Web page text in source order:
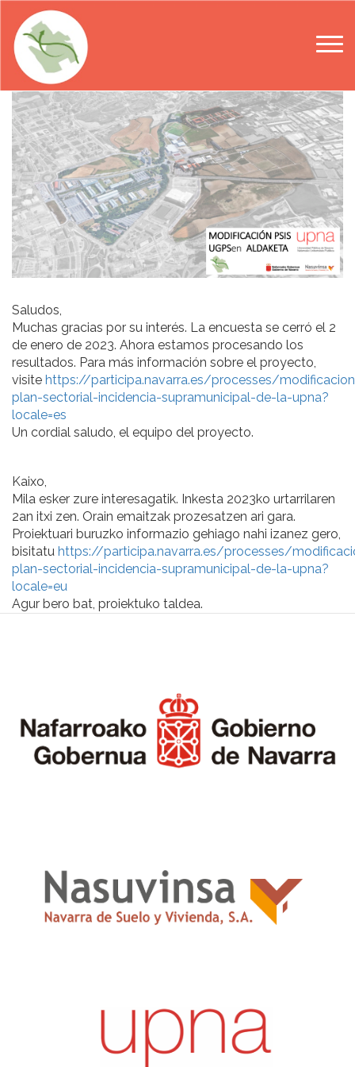
Skip to main content
Saludos,
Muchas gracias por su interés. La encuesta se cerró el 2
de enero de 2023. Ahora estamos procesando los
resultados. Para más información sobre el proyecto,
visite https://participa.navarra.es/processes/
plan-sectorial-incidencia-supramunicipal-de-la-upna?
locale=es
Un cordial saludo, el equipo del proyecto.
Kaixo,
Mila esker zure interesagatik. Inkesta 2023ko urtarrilaren
2an itxi zen. Orain emaitzak prozesatzen ari gara.
Proiektuari buruzko informazio gehiago nahi izanez gero,
bisitatu https://participa.navarra.es/processes/
plan-sectorial-incidencia-supramunicipal-de-la-upna?
locale=eu
Agur bero bat, proiektuko taldea.